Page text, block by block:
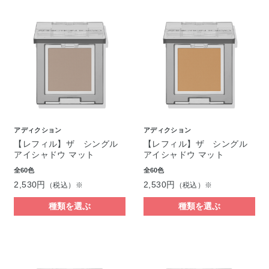
アディクション
【レフィル】ザ シングル
アイシャドウ マット
全60色
2,530円 （税込）※
種類を選ぶ
アディクション
【レフィル】ザ シングル
アイシャドウ マット
全60色
2,530円 （税込）※
種類を選ぶ